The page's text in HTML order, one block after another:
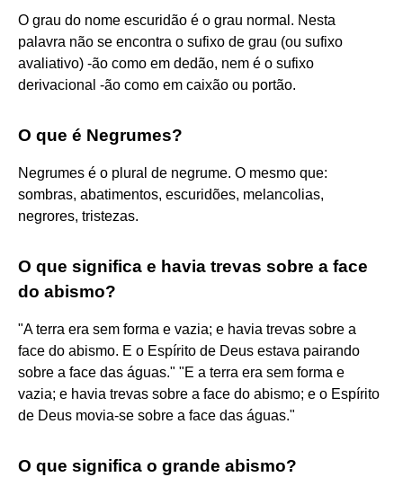
O grau do nome escuridão é o grau normal. Nesta
palavra não se encontra o sufixo de grau (ou sufixo
avaliativo) -ão como em dedão, nem é o sufixo
derivacional -ão como em caixão ou portão.
O que é Negrumes?
Negrumes é o plural de negrume. O mesmo que:
sombras, abatimentos, escuridões, melancolias,
negrores, tristezas.
O que significa e havia trevas sobre a face
do abismo?
"A terra era sem forma e vazia; e havia trevas sobre a
face do abismo. E o Espírito de Deus estava pairando
sobre a face das águas." "E a terra era sem forma e
vazia; e havia trevas sobre a face do abismo; e o Espírito
de Deus movia-se sobre a face das águas."
O que significa o grande abismo?